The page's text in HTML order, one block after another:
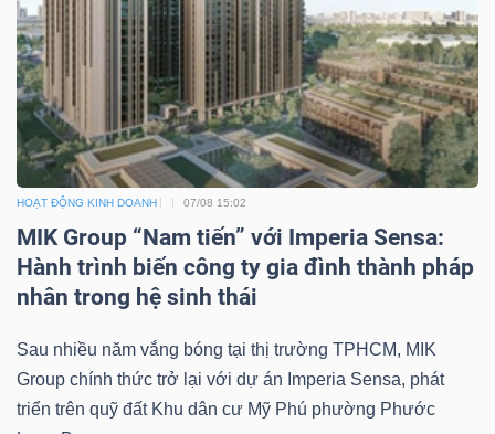
HOẠT ĐỘNG KINH DOANH 07/08 15:02
MIK Group “Nam tiến” với Imperia Sensa:
Hành trình biến công ty gia đình thành pháp
nhân trong hệ sinh thái
Sau nhiều năm vắng bóng tại thị trường TPHCM, MIK
Group chính thức trở lại với dự án Imperia Sensa, phát
triển trên quỹ đất Khu dân cư Mỹ Phú phường Phước
Dịch
vụ
(-)
Đào
tạo